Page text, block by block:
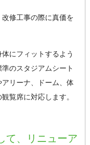
修工事の際に真価を
にフィットするよう
のスタジアムシート
リーナ、ドーム、体
覧席に対応します。
て、リニューア